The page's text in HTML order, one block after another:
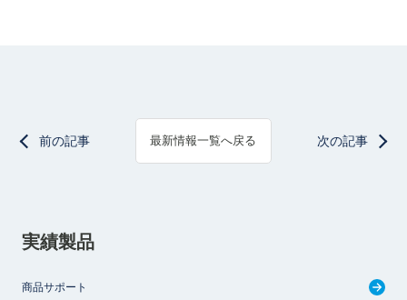
前の記事 最新情報一覧へ戻る 次の記事
実績製品
商品サポート